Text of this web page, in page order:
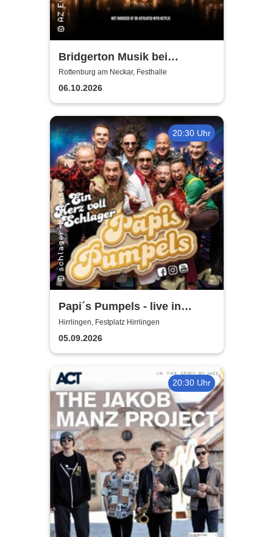
Bridgerton Musik bei
Kerzenschein
Rottenburg am Neckar, Festhalle
06.10.2026
20:30 Uhr
Papi´s Pumpels - live in
Hirrlingen
Hirrlingen, Festplatz Hirrlingen
05.09.2026
20:30 Uhr